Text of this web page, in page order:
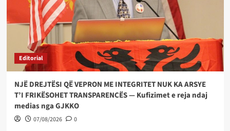
Editorial
NJË DREJTËSI QË VEPRON ME INTEGRITET NUK KA ARSYE
T’I FRIKËSOHET TRANSPARENCËS — Kufizimet e reja ndaj
medias nga GJKKO
07/08/2026 0